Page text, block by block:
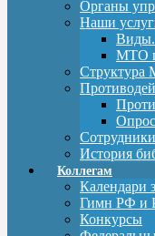
Органы
Наши
Виды.
МТО
История
Коллегам
Календари
Гимн РФ и
Конкурсы